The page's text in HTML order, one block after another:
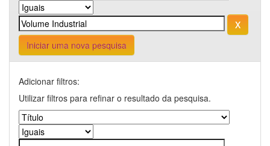
Iniciar uma nova pesquisa
Adicionar filtros:
Utilizar filtros para refinar o resultado da pesquisa.